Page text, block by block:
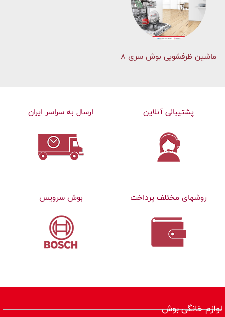
ماشین ظرفشویی بوش سری 8
پشتیبانی آنلاین ارسال به سراسر ایران
روشهای مختلف پرداخت بوش سرویس
لوازم خانگی بوش